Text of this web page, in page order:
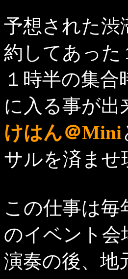
予想された渋
約してあった
１時半の集
に入る事が出
けはん＠Mini
サルを済ませ
この仕事は
のイベント会
演奏の後、地